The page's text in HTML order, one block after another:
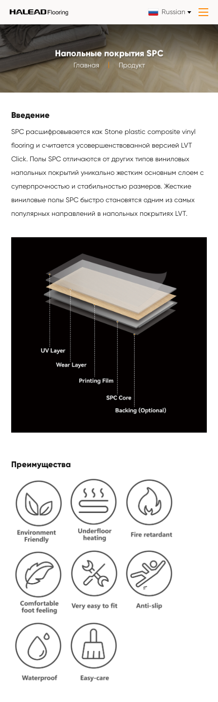
Russian
Напольные покрытия SPC
Главная Продукт
Введение
SPC расшифровывается как Stone plastic composite vinyl
flooring и считается усовершенствованной версией LVT
Click. Полы SPC отличаются от других типов виниловых
напольных покрытий уникально жестким основным слоем с
суперпрочностью и стабильностью размеров. Жесткие
виниловые полы SPC быстро становятся одним из самых
популярных направлений в напольных покрытиях LVT.
Преимущества